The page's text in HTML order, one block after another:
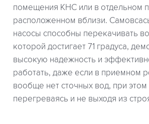
помещения КНС или в отдельном
расположенном вблизи.
насосы способны перекачивать
которой достигает 71 градуса,
высокую надежность и
работать, даже если в приемном
вообще нет сточных вод, при этом
перегреваясь и не выходя из